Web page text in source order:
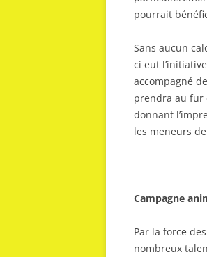
pourrait
Sans aucun
ci eut
accompagné
prendra au fur
donnant
les meneurs
Campagne
Par la force
nombreux